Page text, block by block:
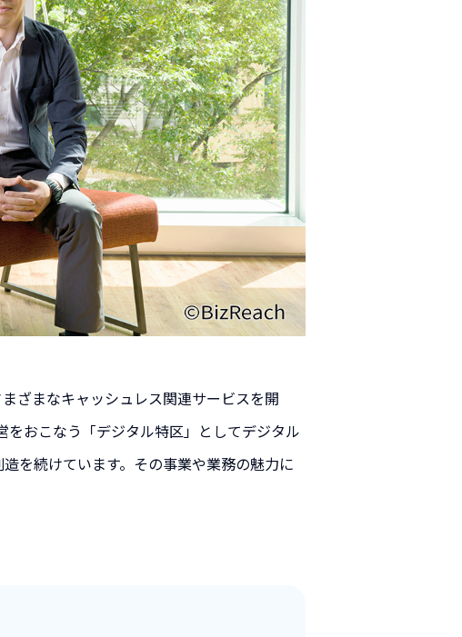
ざまなキャッシュレス関連サービスを開
おこなう「デジタル特区」としてデジタル
を続けています。その事業や業務の魅力に